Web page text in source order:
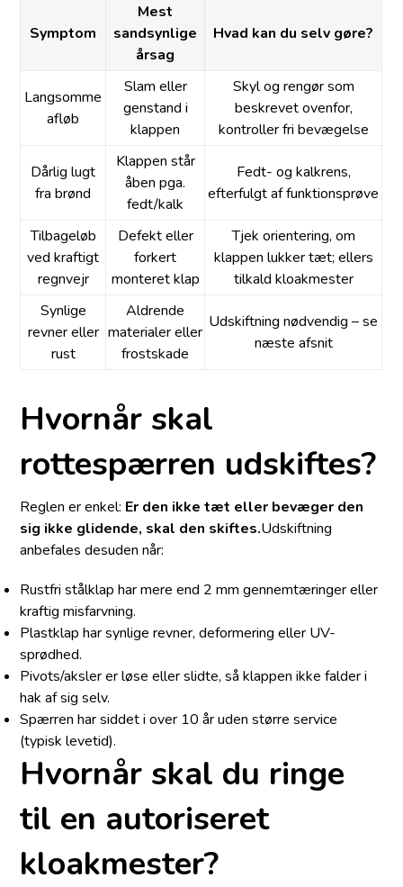
Symptom
Mest
sandsynlige
årsag
Hvad kan du selv gøre?
Langsomme
afløb
Slam eller
genstand i
klappen
Skyl og rengør som
beskrevet ovenfor,
kontroller fri bevægelse
Dårlig lugt
fra brønd
Klappen står
åben pga.
fedt/kalk
Fedt- og kalkrens,
efterfulgt af funktionsprøve
Tilbageløb
ved kraftigt
regnvejr
Defekt eller
forkert
monteret klap
Tjek orientering, om
klappen lukker tæt; ellers
tilkald kloakmester
Synlige
revner eller
rust
Aldrende
materialer eller
frostskade
Udskiftning nødvendig – se
næste afsnit
Hvornår skal
rottespærren udskiftes?
Reglen er enkel: Er den ikke tæt eller bevæger den
sig ikke glidende, skal den skiftes.Udskiftning
anbefales desuden når:
Rustfri stålklap har mere end 2 mm gennemtæringer eller
kraftig misfarvning.
Plastklap har synlige revner, deformering eller UV-
sprødhed.
Pivots/aksler er løse eller slidte, så klappen ikke falder i
hak af sig selv.
Spærren har siddet i over 10 år uden større service
(typisk levetid).
Hvornår skal du ringe
til en autoriseret
kloakmester?